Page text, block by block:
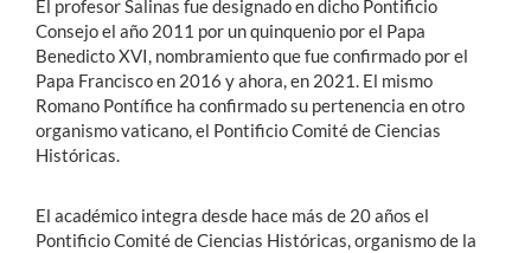
El profesor Salinas fue designado en dicho Pontificio
Consejo el año 2011 por un quinquenio por el Papa
Benedicto XVI, nombramiento que fue confirmado por el
Papa Francisco en 2016 y ahora, en 2021. El mismo
Romano Pontífice ha confirmado su pertenencia en otro
organismo vaticano, el Pontificio Comité de Ciencias
Históricas.
El académico integra desde hace más de 20 años el
Pontificio Comité de Ciencias Históricas, organismo de la